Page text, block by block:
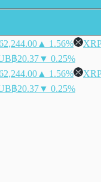
▲ 1.56%
฿20.37▼ 0.25%
▲ 1.56%
฿20.37▼ 0.25%